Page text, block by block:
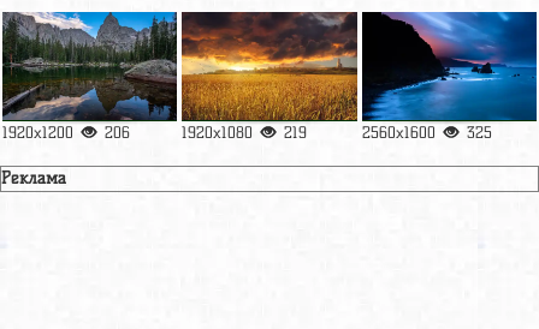
1920x1200 206 1920x1080 219 2560x1600 325
Реклама